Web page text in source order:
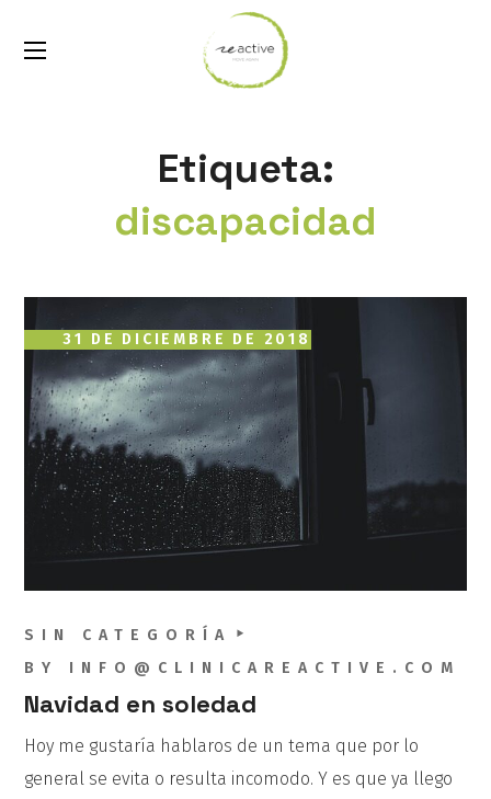
Etiqueta:
discapacidad
31 DE DICIEMBRE DE 2018
SIN CATEGORÍA
BY INFO@CLINICAREACTIVE.COM
Navidad en soledad
Hoy me gustaría hablaros de un tema que por lo
general se evita o resulta incomodo. Y es que ya llego